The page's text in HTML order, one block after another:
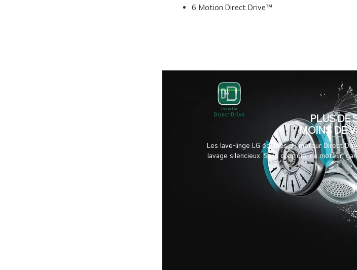
6 Motion Direct Drive™
PLUS DE
MOINS DE
Les lave-linge LG équipés du moteur Direct
lavage silencieux. Sans courroie, ce moteur,